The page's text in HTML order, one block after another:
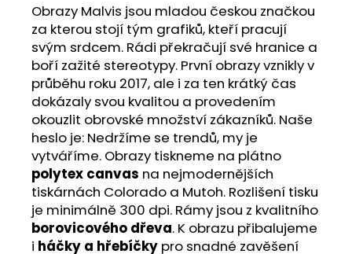
Obrazy Malvis jsou mladou českou značkou
za kterou stojí tým grafiků, kteří pracují
svým srdcem. Rádi překračují své hranice a
boří zažité stereotypy. První obrazy vznikly v
průběhu roku 2017, ale i za ten krátký čas
dokázaly svou kvalitou a provedením
okouzlit obrovské množství zákazníků. Naše
heslo je: Nedržíme se trendů, my je
vytváříme. Obrazy tiskneme na plátno
polytex canvas na nejmodernějších
tiskárnách Colorado a Mutoh. Rozlišení tisku
je minimálně 300 dpi. Rámy jsou z kvalitního
borovicového dřeva. K obrazu přibalujeme
i háčky a hřebíčky pro snadné zavěšení